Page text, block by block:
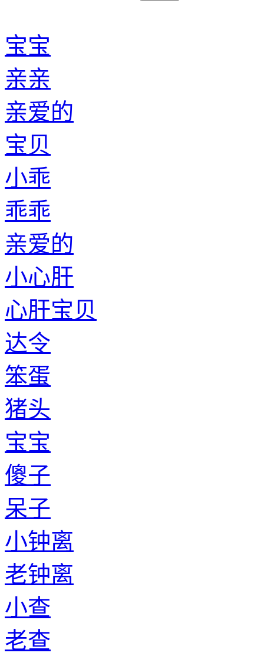
宝宝
亲亲
亲爱的
宝贝
小乖
乖乖
亲爱的
小心肝
心肝宝贝
达令
笨蛋
猪头
宝宝
傻子
呆子
小钟离
老钟离
小查
老查